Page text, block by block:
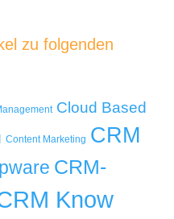
zu folgenden
Cloud Based
Content Marketing CRM
CRM-
Know